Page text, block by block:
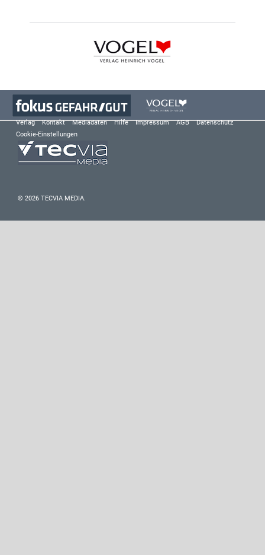
Verlag Kontakt Mediadaten Hilfe Impressum AGB
Datenschutz
Cookie-Einstellungen
© 2026 TECVIA MEDIA.